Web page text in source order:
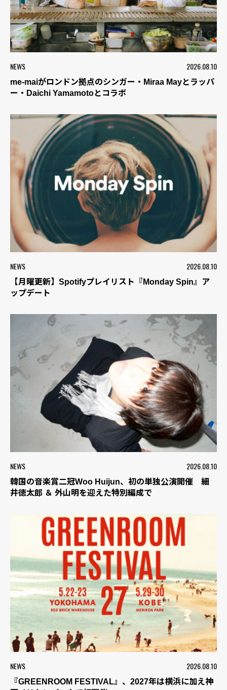
NEWS 2026.08.10
me-maiがロンドン拠点のシンガー・Miraa Mayとラッパ
ー・Daichi Yamamotoとコラボ
NEWS 2026.08.10
【月曜更新】Spotifyプレイリスト『Monday Spin』ア
ップデート
NEWS 2026.08.10
韓国の音楽賞二冠Woo Huijun、初の単独公演開催 細
井徳太郎 ＆ 外山明を迎えた特別編成で
NEWS 2026.08.10
『GREENROOM FESTIVAL』、2027年は横浜に加え神